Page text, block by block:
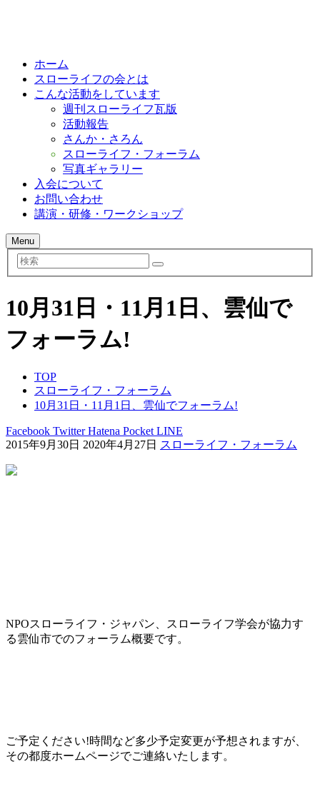
ホーム
スローライフの会とは
こんな活動をしています
週刊スローライフ瓦版
活動報告
さんか・さろん
スローライフ・フォーラム
写真ギャラリー
入会について
お問い合わせ
講演・研修・ワークショップ
Menu
検
索
10月31日・11月1日、雲仙で
フォーラム!
TOP
スローライフ・フォーラム
10月31日・11月1日、雲仙でフォーラム!
Facebook TwitterHatena Pocket LINE
2015年9月30日 2020年4月27日 スローライフ・フォーラム
NPOスローライフ・ジャパン、スローライフ学会が協力す
る雲仙市でのフォーラム概要です。
ご予定ください!時間など多少予定変更が予想されますが、
その都度ホームページでご連絡いたします。